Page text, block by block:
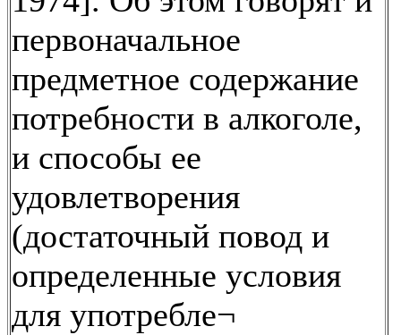
первоначальное
предметное содержание
потребности в алкоголе,
и способы ее
удовлетворения
(достаточный повод и
определенные условия
для употребле¬